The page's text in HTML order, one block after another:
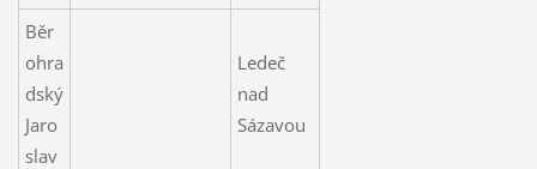
Běr
ohra
dský
Jaro
slav
Ledeč
nad
Sázavou